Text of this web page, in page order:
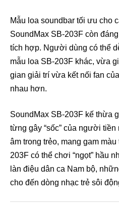
Mẫu loa soundbar tối ưu cho
SoundMax SB-203F còn
tích hợp. Người dùng có thể
mẫu loa SB-203F khác, vừa
gian giải trí vừa kết nối fan
nhau hơn.
SoundMax SB-203F kế thừa
từng gây “sốc” của người
âm trong trẻo, mang gam
203F có thể chơi “ngọt” hầu
làn điệu dân ca Nam bộ,
cho đến dòng nhạc trẻ sôi